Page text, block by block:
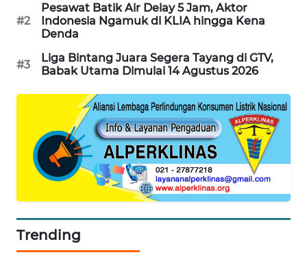
#2
Pesawat Batik Air Delay 5 Jam, Aktor
Indonesia Ngamuk di KLIA hingga Kena
Denda
#3
Liga Bintang Juara Segera Tayang di GTV,
Babak Utama Dimulai 14 Agustus 2026
Trending
NET
WATCH
MKLI
LPKKI
LKKI
KOPEKLIN
PORTAL
KONSUMEN